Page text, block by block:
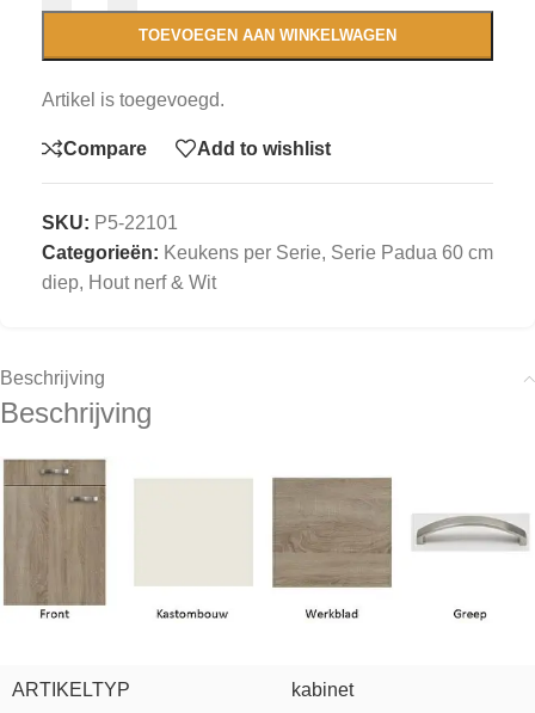
TOEVOEGEN AAN WINKELWAGEN
Artikel is toegevoegd.
Compare Add to wishlist
SKU: P5-22101
Categorieën: Keukens per Serie, Serie Padua 60 cm
diep, Hout nerf & Wit
Beschrijving
Beschrijving
ARTIKELTYP kabinet